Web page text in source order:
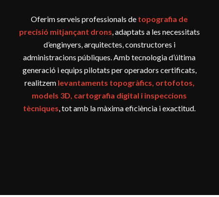
Oferim serveis professionals de topografia de
precisió mitjançant drons , adaptats a les necessitats
d’enginyers, arquitectes, constructores i
administracions públiques. Amb tecnologia d’última
generació i equips pilotats per operadors certificats,
realitzem levantaments topogràfics, ortofotos,
models 3D, cartografia digital i inspeccions
tècniques , tot amb la màxima eficiència i exactitud.